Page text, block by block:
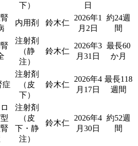
下）
日
内用剤 鈴木仁
2026年1
月2日
約24週
間
注射剤
（静
注）
鈴木仁
2026年3
月31日
最長60
か月
症
注射剤
（皮
下）
鈴木仁
2026年4
月17日
最長118
週間
注射剤
（皮
下・静
注）
鈴木仁
2026年4
月30日
約52週
間